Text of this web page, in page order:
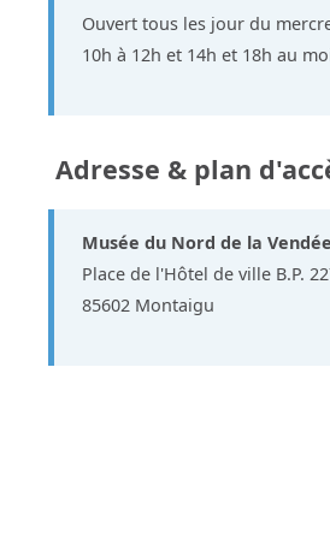
Ouvert tous les jour du
10h à 12h et 14h et 18h au
Adresse & plan
Musée du Nord de la Vendée
Place de l'Hôtel de ville B.P.
85602 Montaigu